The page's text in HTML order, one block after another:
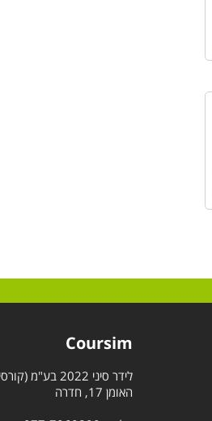
Coursim
לידר סיני 2022 בע"מ (קורסים)
האומן 17, חדרה